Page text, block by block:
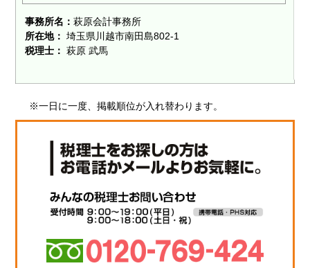
事務所名：萩原会計事務所
所在地： 埼玉県川越市南田島802-1
税理士： 萩原 武馬
※一日に一度、掲載順位が入れ替わります。